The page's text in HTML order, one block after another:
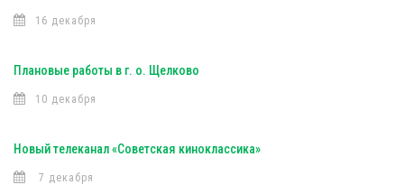
16 декабря
Плановые работы в г. о. Щелково
10 декабря
Новый телеканал «Советская киноклассика»
7 декабря